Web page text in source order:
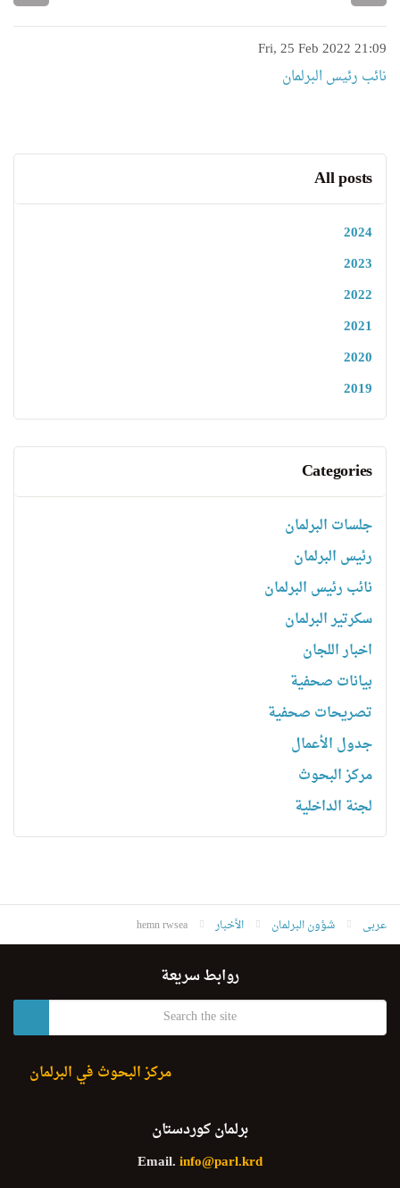
Fri, 25 Feb 2022 21:09
نائب رئیس البرلمان
All posts
2024
2023
2022
2021
2020
2019
Categories
جلسات البرلمان
رئیس البرلمان
نائب رئیس البرلمان
سكرتیر البرلمان
اخبار اللجان
بیانات صحفیة
تصریحات صحفیة
جدول الأعمال
مركز البحوث
لجنة الداخلية
عربى شؤون البرلمان الأخبار hemn rwsea
روابط سريعة
مركز البحوث في البرلمان
برلمان كوردستان
Email.info@parl.krd